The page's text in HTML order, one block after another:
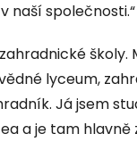
naší společnosti.“
školy.
lyceum,
Já jsem
a je tam hlavně